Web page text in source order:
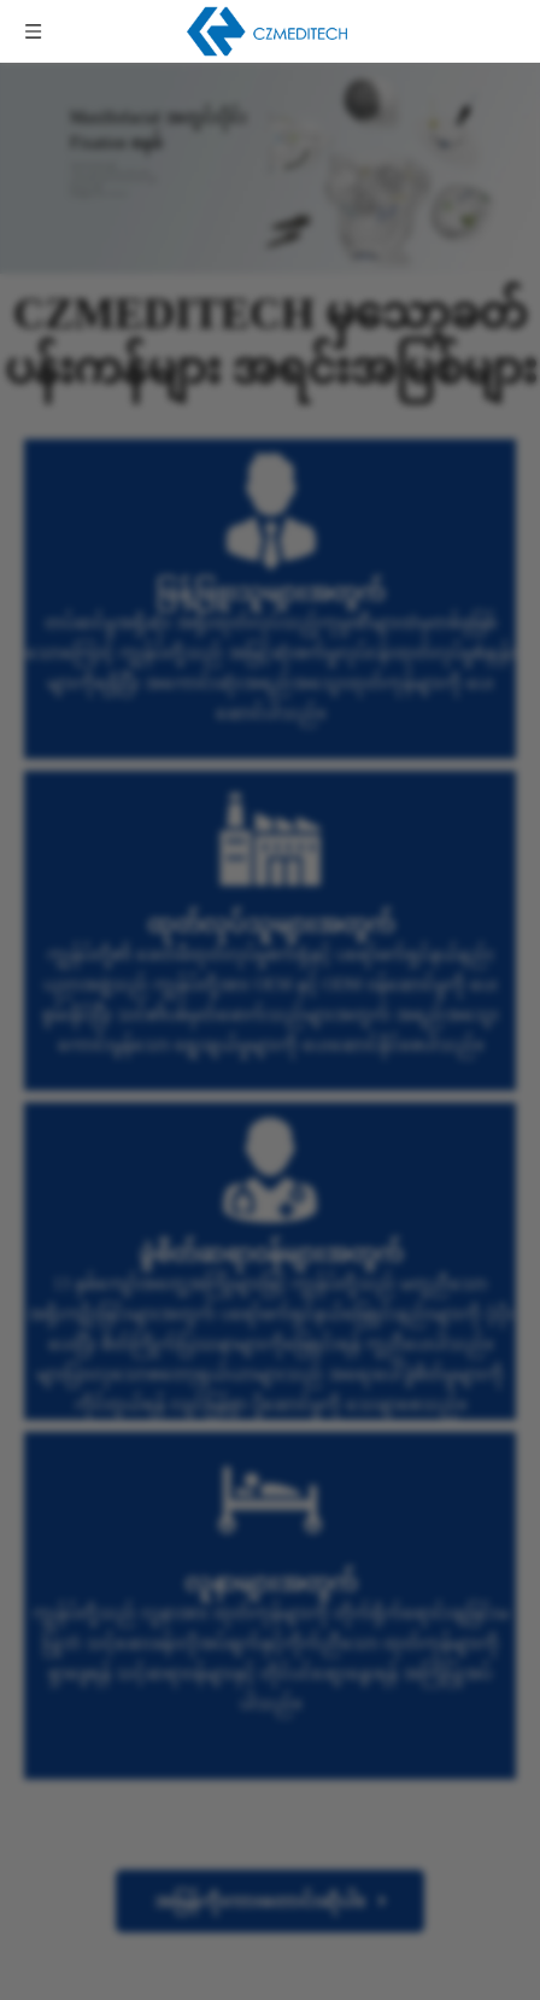
Fixation စနစ်
CZMEDITECH မှသော့ခတ်
ပန်းကန်များ အရင်းအမြစ်များ
ဖြန့်ဖြူးသူများအတွက်
တပ်ဆင်မှုအရှိဆုံး အရိုးထုတ်လုပ်သည့်ကုမ္ပဏီများထဲမှတစ်ခုဖြစ်
သောကြောင့် ကျွန်ုပ်တို့သည် အမြင့်ဆုံးစက်မှုလုပ်ငန်းထုတ်လုပ်မှုစံနှုန်း
များကိုရရှိပြီး အကောင်းဆုံးအရည်အသွေးထုတ်ကုန်များကို ပေး
ထုတ်လုပ်သူများအတွက်
ကျွန်ုပ်တို့၏ ခေတ်မီထုတ်လုပ်မှုစက်ရုံနှင့် ပရော်ဖက်ရှင်နယ်နည်း
ပညာအဖွဲ့သည် ကျွန်ုပ်တို့အား OEM နှင့် ODM ဝန်ဆောင်မှုကို ပေး
စွမ်းနိုင်ပြီး သင်၏ပစ်မှတ်ဖောက်သည်များအတွက် အရည်အသွေး
ကောင်းမွန်သော ရွေးချယ်မှုများကို ပေးဆောင်နိုင်စေပါသည်။
ခွဲစိတ်ဆရာဝန်များအတွက်
13 နှစ်ကျော်အတွေ့အကြုံများဖြင့် ကျွန်ုပ်တို့သည် မတူညီသော
အရိုးကျိုးခြင်းများအတွက် ပရော်ဖက်ရှင်နယ်ဖြေရှင်းနည်းများကို ပံ့ပိုး
ပေးပြီး စိတ်ကြိုက်ပြဿနာများကိုဖြေရှင်းရန် ကူညီပေးပါသည်။
များပြားလှသောစတော့ရှယ်ယာများသည် အရေးပေါ်ခွဲစိတ်မှုများကို
ကိုင်တွယ်ရန် လျင်မြန်စွာ ပို့ဆောင်မှုကို သေချာစေသည်။
လူနာများအတွက်
ကျွန်ုပ်တို့သည် လူနာအား ထုတ်ကုန်များကို တိုက်ရိုက်ရောင်းချခြင်းမ
ပြုဘဲ သင့်ဆေးခန်းလိုအပ်ချက်နှင့်ကိုက်ညီသော ထုတ်ကုန်များကို
ရှာဖွေရန် သင့်ဆရာဝန်များနှင့် တိုင်ပင်ဆွေးနွေးရန် အကြံပြုအပ်
အမြန်ကိုးကားတောင်းဆိုပါ။